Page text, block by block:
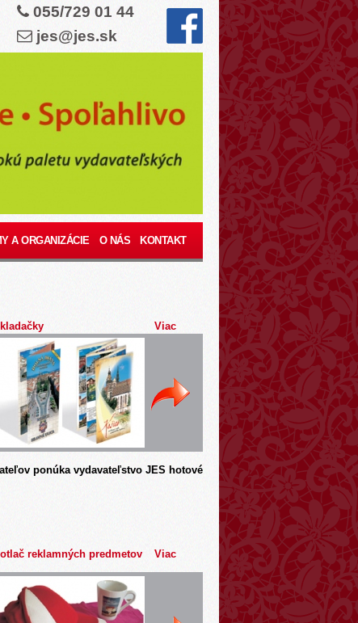
055/729 01 44
jes@jes.sk
A ORGANIZÁCIE O NÁS KONTAKT
Viac
ponúka vydavateľstvo JES hotové
reklamných predmetov Viac